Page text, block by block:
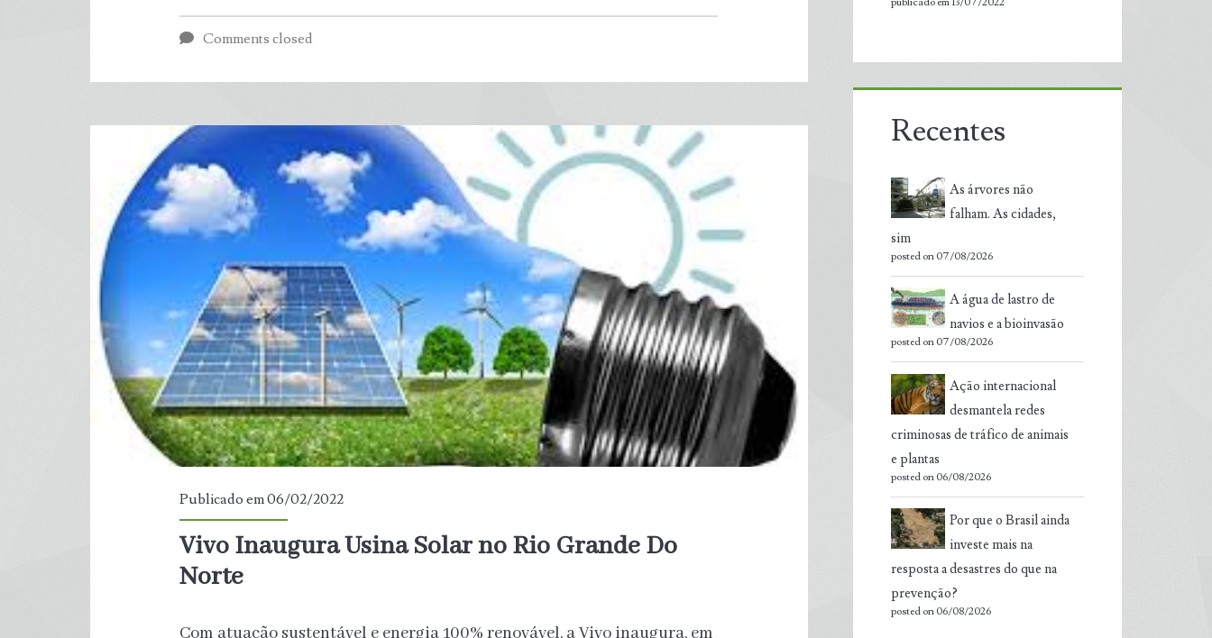
Desconhecida
Comments closed
Publicado em 06/02/2022
Vivo Inaugura Usina Solar no Rio Grande Do
Norte
Com atuação sustentável e energia 100% renovável, a Vivo inaugura, em
Recentes
As árvores não
falham. As cidades,
sim
posted on 07/08/2026
A água de lastro de
navios e a bioinvasão
posted on 07/08/2026
Ação internacional
desmantela redes
criminosas de tráfico de animais
e plantas
posted on 06/08/2026
Por que o Brasil ainda
investe mais na
resposta a desastres do que na
prevenção?
posted on 06/08/2026